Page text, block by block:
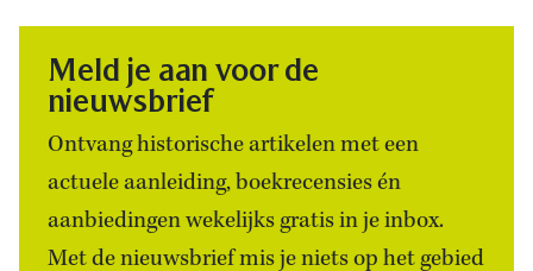
Meld je aan voor de
nieuwsbrief
Ontvang historische artikelen met een
actuele aanleiding, boekrecensies én
aanbiedingen wekelijks gratis in je inbox.
Met de nieuwsbrief mis je niets op het gebied